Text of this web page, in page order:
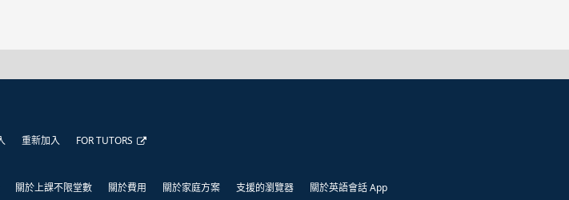
重新加入 FOR TUTORS
關於上課不限堂數 關於費用 關於家庭方案 支援的瀏覽器 關於英語會話 App